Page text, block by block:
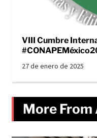
VIII Cumbre
27 de enero de 2025
More